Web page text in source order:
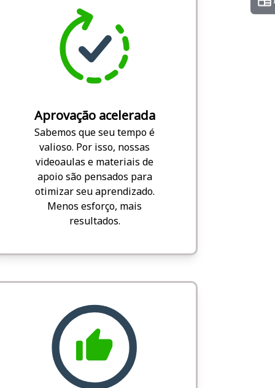
Aprovação acelerada
Sabemos que seu tempo é
valioso. Por isso, nossas
videoaulas e materiais de
apoio são pensados para
otimizar seu aprendizado.
Menos esforço, mais
resultados.